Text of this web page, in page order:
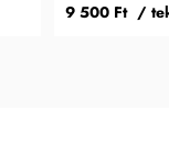
9 500 Ft /